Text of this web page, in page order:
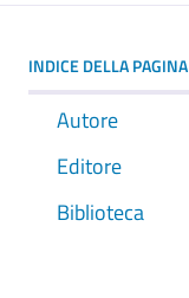
INDICE DELLA PAGINA
Autore
Editore
Biblioteca